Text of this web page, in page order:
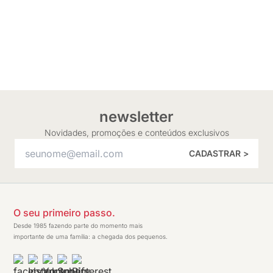
newsletter
Novidades, promoções e conteúdos exclusivos
CADASTRAR >
O seu primeiro passo.
Desde 1985 fazendo parte do momento mais
importante de uma família: a chegada dos pequenos.